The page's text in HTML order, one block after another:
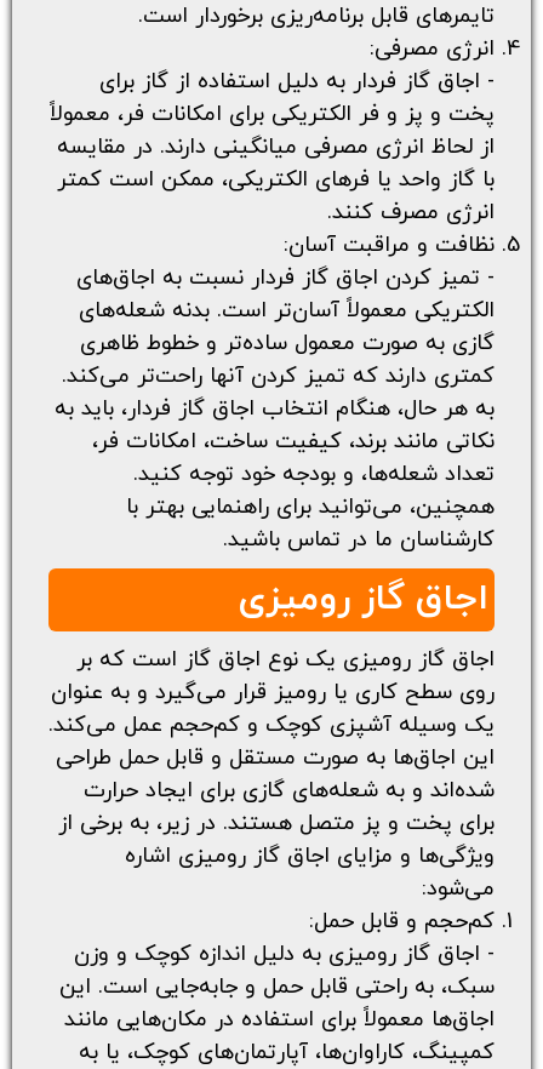
تایمرهای قابل برنامه‌ریزی برخوردار است.
انرژی مصرفی:
- اجاق گاز فردار به دلیل استفاده از گاز برای
پخت و پز و فر الکتریکی برای امکانات فر، معمولاً
از لحاظ انرژی مصرفی میانگینی دارند. در مقایسه
با گاز واحد یا فرهای الکتریکی، ممکن است کمتر
انرژی مصرف کنند.
نظافت و مراقبت آسان:
- تمیز کردن اجاق گاز فردار نسبت به اجاق‌های
الکتریکی معمولاً آسان‌تر است. بدنه شعله‌های
گازی به صورت معمول ساده‌تر و خطوط ظاهری
کمتری دارند که تمیز کردن آنها راحت‌تر می‌کند.
به هر حال، هنگام انتخاب اجاق گاز فردار، باید به
نکاتی مانند برند، کیفیت ساخت، امکانات فر،
تعداد شعله‌ها، و بودجه خود توجه کنید.
همچنین، می‌توانید برای راهنمایی بهتر با
کارشناسان ما در تماس باشید.
اجاق گاز رومیزی
اجاق گاز رومیزی یک نوع اجاق گاز است که بر
روی سطح کاری یا رومیز قرار می‌گیرد و به عنوان
یک وسیله آشپزی کوچک و کم‌حجم عمل می‌کند.
این اجاق‌ها به صورت مستقل و قابل حمل طراحی
شده‌اند و به شعله‌های گازی برای ایجاد حرارت
برای پخت و پز متصل هستند. در زیر، به برخی از
ویژگی‌ها و مزایای اجاق گاز رومیزی اشاره
می‌شود:
کم‌حجم و قابل حمل:
- اجاق گاز رومیزی به دلیل اندازه کوچک و وزن
سبک، به راحتی قابل حمل و جابه‌جایی است. این
اجاق‌ها معمولاً برای استفاده در مکان‌هایی مانند
کمپینگ، کاراوان‌ها، آپارتمان‌های کوچک، یا به